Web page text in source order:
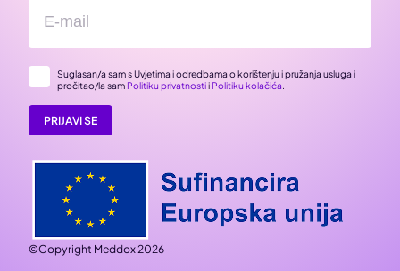
Suglasan/a sam s Uvjetima i odredbama o korištenju i pružanja usluga i
pročitao/la sam Politiku privatnostii Politiku kolačića.
PRIJAVI SE
©Copyright Meddox 2026